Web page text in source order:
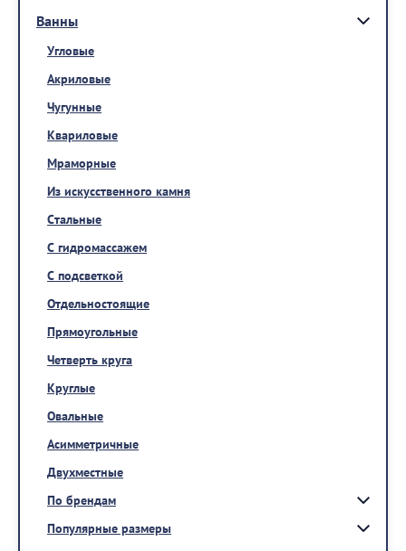
Ванны
Угловые
Акриловые
Чугунные
Квариловые
Мраморные
Из искусственного камня
Стальные
С гидромассажем
С подсветкой
Отдельностоящие
Прямоугольные
Четверть круга
Круглые
Овальные
Асимметричные
Двухместные
По брендам
Популярные размеры